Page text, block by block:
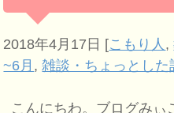
2018年4月17日 [こもり人 ,
~6月 ,雑談・ちょっとした
こんにちわ。ブログみぃ